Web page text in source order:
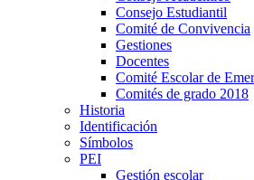
Consejo Estudiantil
Comité de Convivencia
Gestiones
Docentes
Comité Escolar de
Comités de grado 2018
Historia
Identificación
Símbolos
PEI
Gestión escolar